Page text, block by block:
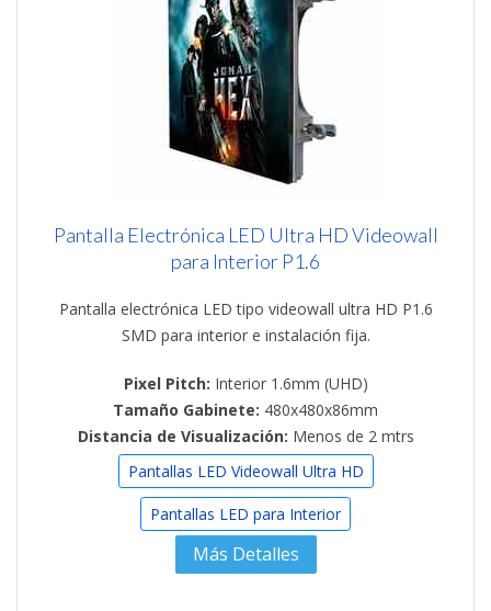
Pantalla Electrónica LED Ultra HD Videowall
para Interior P1.6
Pantalla electrónica LED tipo videowall ultra HD P1.6
SMD para interior e instalación fija.
Pixel Pitch: Interior 1.6mm (UHD)
Tamaño Gabinete: 480x480x86mm
Distancia de Visualización: Menos de 2 mtrs
Pantallas LED Videowall Ultra HD
Pantallas LED para Interior
Más Detalles